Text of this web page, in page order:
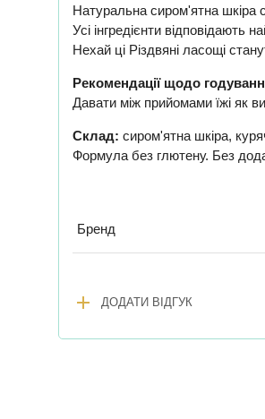
Натуральна сиром'ятна шкіра
Усі інгредієнти відповідають
Нехай ці Різдвяні ласощі
Рекомендації щодо
Давати між прийомами їжі як
Склад: сиром'ятна шкіра,
Формула без глютену. Без
Бренд
add ДОДАТИ ВІДГУК